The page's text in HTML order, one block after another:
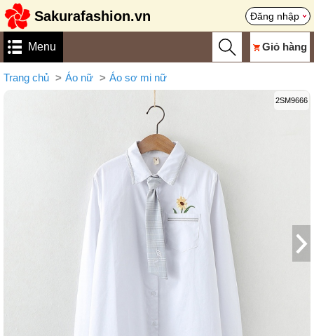
Sakurafashion.vn Đăng nhập
Menu Giỏ hàng
Trang chủ Áo nữ Áo sơ mi nữ
2SM9666